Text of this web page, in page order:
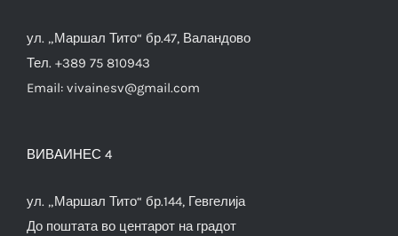
ул. „Маршал Тито“ бр.47, Валандово
Тел. +389 75 810943
Email: vivainesv@gmail.com
ВИВАИНЕС 4
ул. „Маршал Тито“ бр.144, Гевгелија
До поштата во центарот на градот